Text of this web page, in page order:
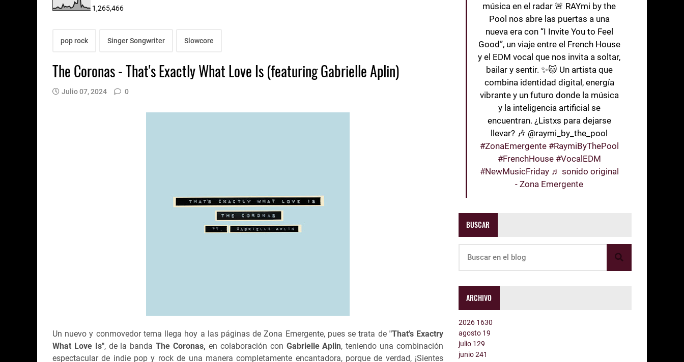
1,265,466
pop rock Singer Songwriter Slowcore
The Coronas - That's Exactly What Love Is (featuring Gabrielle Aplin)
Julio 07, 2024 0
Un nuevo y conmovedor tema llega hoy a las páginas de Zona Emergente, pues se trata de "That's Exactry
What Love Is", de la bandaThe Coronas, en colaboración con Gabrielle Aplin, teniendo una combinación
espectacular de indie pop y rock de una manera completamente encantadora, porque de verdad, ¡Sientes
música en el radar 🚨 RAYmi by the
Pool nos abre las puertas a una
nueva era con “I Invite You to Feel
Good”, un viaje entre el French House
y el EDM vocal que nos invita a soltar,
bailar y sentir. ✨🐱 Un artista que
combina identidad digital, energía
vibrante y un futuro donde la música
y la inteligencia artificial se
encuentran. ¿Listxs para dejarse
llevar? 🎶 @raymi_by_the_pool
#ZonaEmergente #RaymiByThePool
#FrenchHouse #VocalEDM
#NewMusicFriday ♬ sonido original
- Zona Emergente
BUSCAR
ARCHIVO
2026 1630
agosto 19
julio 129
junio241